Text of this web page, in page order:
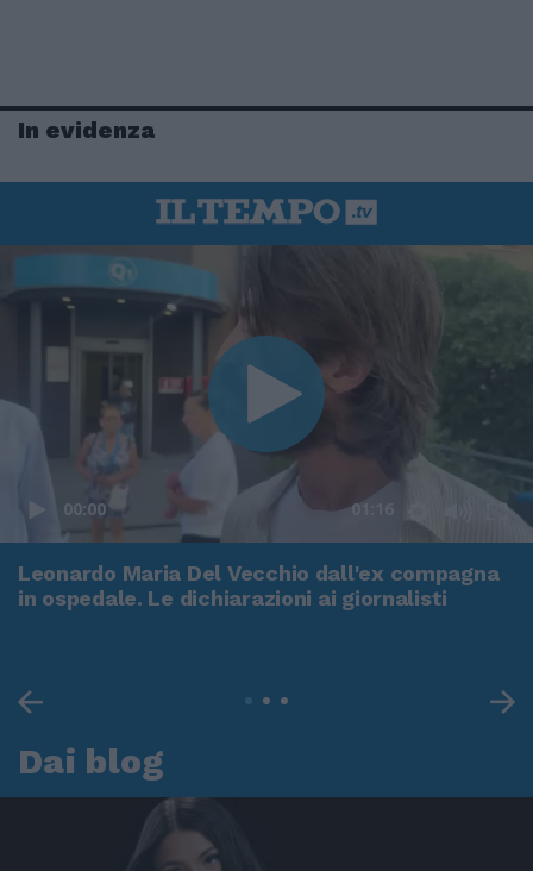
In evidenza
00:00 01:16
Leonardo Maria Del Vecchio dall'ex compagna
in ospedale. Le dichiarazioni ai giornalisti
Dai blog